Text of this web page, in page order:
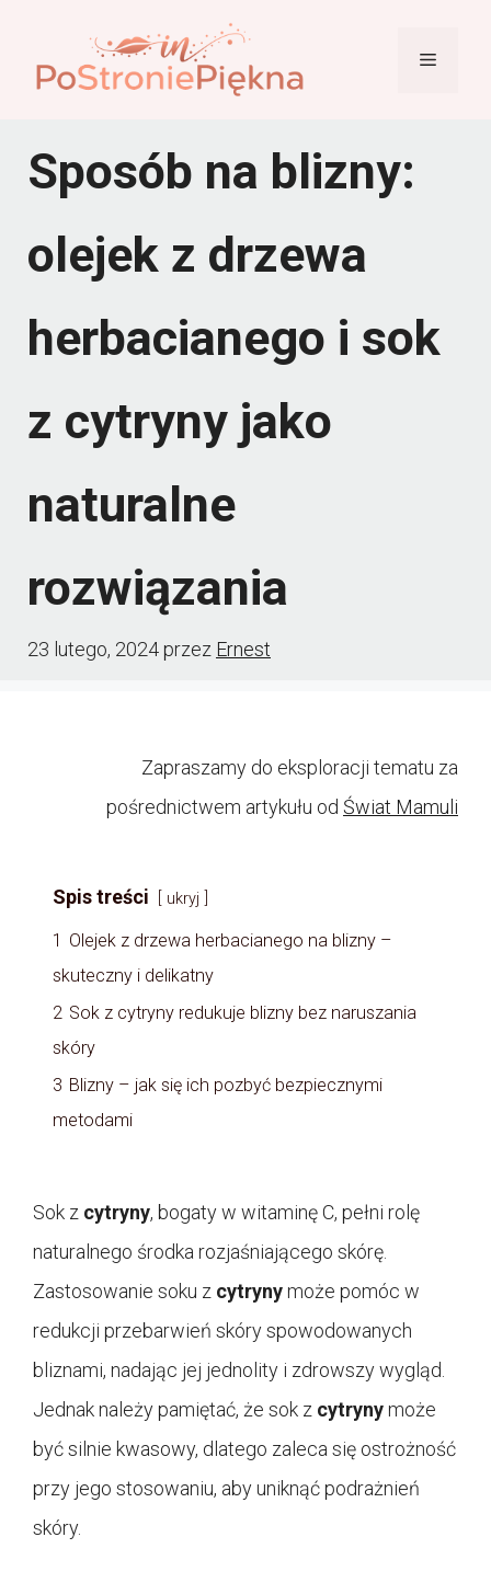
treści
Menu
Sposób na blizny:
olejek z drzewa
herbacianego i sok
z cytryny jako
naturalne
rozwiązania
23 lutego, 2024przez Ernest
Zapraszamy do eksploracji tematu za
pośrednictwem artykułu od Świat Mamuli
Spis treści ukryj
1 Olejek z drzewa herbacianego na blizny –
skuteczny i delikatny
2 Sok z cytryny redukuje blizny bez naruszania
skóry
3 Blizny – jak się ich pozbyć bezpiecznymi
metodami
Sok z cytryny, bogaty w witaminę C, pełni rolę
naturalnego środka rozjaśniającego skórę.
Zastosowanie soku z cytrynymoże pomóc w
redukcji przebarwień skóry spowodowanych
bliznami, nadając jej jednolity i zdrowszy wygląd.
Jednak należy pamiętać, że sok z cytrynymoże
być silnie kwasowy, dlatego zaleca się ostrożność
przy jego stosowaniu, aby uniknąć podrażnień
skóry.